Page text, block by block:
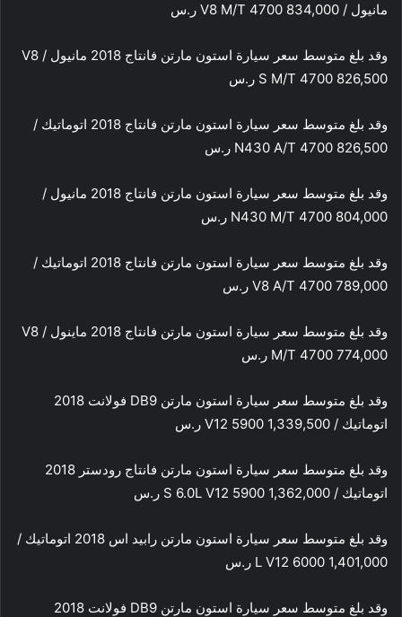
مانيول / V8 M/T 4700 834,000 ر.س
وقد بلغ متوسط سعر سيارة استون مارتن فانتاج 2018 مانيول / V8
S M/T 4700 826,500 ر.س
وقد بلغ متوسط سعر سيارة استون مارتن فانتاج 2018 اتوماتيك /
N430 A/T 4700 826,500 ر.س
وقد بلغ متوسط سعر سيارة استون مارتن فانتاج 2018 مانيول /
N430 M/T 4700 804,000 ر.س
وقد بلغ متوسط سعر سيارة استون مارتن فانتاج 2018 اتوماتيك /
V8 A/T 4700 789,000 ر.س
وقد بلغ متوسط سعر سيارة استون مارتن فانتاج 2018 ماينول / V8
M/T 4700 774,000 ر.س
وقد بلغ متوسط سعر سيارة استون مارتن DB9 فولانت 2018
اتوماتيك / V12 5900 1,339,500 ر.س
وقد بلغ متوسط سعر سيارة استون مارتن فانتاج رودستر 2018
اتوماتيك / S 6.0L V12 5900 1,362,000 ر.س
وقد بلغ متوسط سعر سيارة استون مارتن رابيد اس 2018 اتوماتيك /
L V12 6000 1,401,000 ر.س
وقد بلغ متوسط سعر سيارة استون مارتن DB9 فولانت 2018